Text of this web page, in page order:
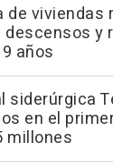
de viviendas
y
años
siderúrgica
en el
millones